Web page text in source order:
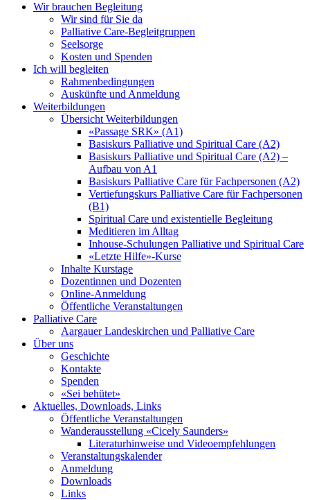
Wir brauchen Begleitung
Wir sind für Sie da
Palliative Care-Begleitgruppen
Seelsorge
Kosten und Spenden
Ich will begleiten
Rahmenbedingungen
Auskünfte und Anmeldung
Weiterbildungen
Übersicht Weiterbildungen
«Passage SRK» (A1)
Basiskurs Palliative und Spiritual Care (A2)
Basiskurs Palliative und Spiritual Care (A2) –
Aufbau von A1
Basiskurs Palliative Care für Fachpersonen (A2)
Vertiefungskurs Palliative Care für Fachpersonen
(B1)
Spiritual Care und existentielle Begleitung
Meditieren im Alltag
Inhouse-Schulungen Palliative und Spiritual Care
«Letzte Hilfe»-Kurse
Inhalte Kurstage
Dozentinnen und Dozenten
Online-Anmeldung
Öffentliche Veranstaltungen
Palliative Care
Aargauer Landeskirchen und Palliative Care
Über uns
Geschichte
Kontakte
Spenden
«Sei behütet»
Aktuelles, Downloads, Links
Öffentliche Veranstaltungen
Wanderausstellung «Cicely Saunders»
Literaturhinweise und Videoempfehlungen
Veranstaltungskalender
Anmeldung
Downloads
Links